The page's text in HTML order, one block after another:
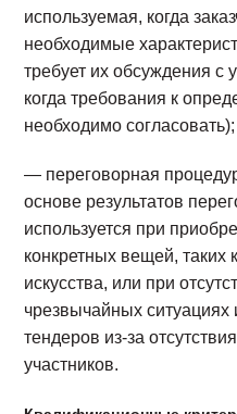
используемая, когда
необходимые
требует их обсуждения с
когда требования к
необходимо согласовать);
— переговорная
основе результатов
используется при
конкретных вещей, таких
искусства, или при
чрезвычайных
тендеров из-за
участников.